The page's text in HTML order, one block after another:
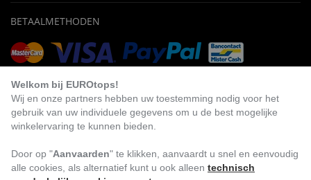
BETAALMETHODEN
BEZOEK ONS
Welkom bij EUROtops!
Wij en onze partners hebben uw toestemming nodig voor het
gebruik van uw individuele gegevens om u de best mogelijke
winkelervaring te kunnen bieden.
Door op "Aanvaarden" te klikken, aanvaardt u snel en eenvoudig
alle cookies, als alternatief kunt u ook alleen technisch